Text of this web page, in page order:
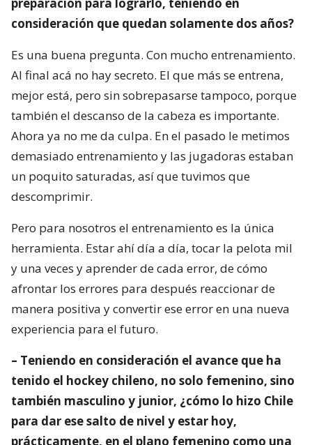
preparación para lograrlo, teniendo en
consideración que quedan solamente dos años?
Es una buena pregunta. Con mucho entrenamiento.
Al final acá no hay secreto. El que más se entrena,
mejor está, pero sin sobrepasarse tampoco, porque
también el descanso de la cabeza es importante.
Ahora ya no me da culpa. En el pasado le metimos
demasiado entrenamiento y las jugadoras estaban
un poquito saturadas, así que tuvimos que
descomprimir.
Pero para nosotros el entrenamiento es la única
herramienta. Estar ahí día a día, tocar la pelota mil
y una veces y aprender de cada error, de cómo
afrontar los errores para después reaccionar de
manera positiva y convertir ese error en una nueva
experiencia para el futuro.
– Teniendo en consideración el avance que ha
tenido el hockey chileno, no solo femenino, sino
también masculino y junior, ¿cómo lo hizo Chile
para dar ese salto de nivel y estar hoy,
prácticamente, en el plano femenino como una